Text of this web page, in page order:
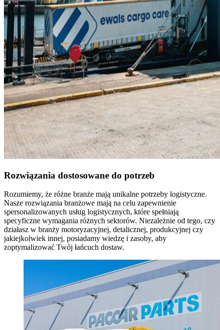
Rozwiązania dostosowane do potrzeb
Rozumiemy, że różne branże mają unikalne potrzeby logistyczne.
Nasze rozwiązania branżowe mają na celu zapewnienie
spersonalizowanych usług logistycznych, które spełniają
specyficzne wymagania różnych sektorów. Niezależnie od tego, czy
działasz w branży motoryzacyjnej, detalicznej, produkcyjnej czy
jakiejkolwiek innej, posiadamy wiedzę i zasoby, aby
zoptymalizować Twój łańcuch dostaw.